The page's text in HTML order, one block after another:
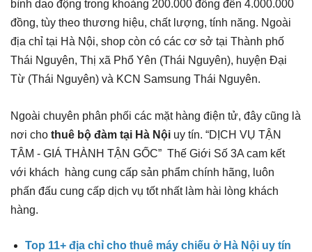
bình dao động trong khoảng 200.000 đồng đến 4.000.000
đồng, tùy theo thương hiệu, chất lượng, tính năng. Ngoài
địa chỉ tại Hà Nội, shop còn có các cơ sở tại Thành phố
Thái Nguyên, Thị xã Phổ Yên (Thái Nguyên), huyện Đại
Từ (Thái Nguyên) và KCN Samsung Thái Nguyên.
Ngoài chuyên phân phối các mặt hàng điện tử, đây cũng là
nơi cho thuê bộ đàm tại Hà Nội uy tín. “DỊCH VỤ TẬN
TÂM - GIÁ THÀNH TẬN GỐC” Thế Giới Số 3A cam kết
với khách hàng cung cấp sản phẩm chính hãng, luôn
phấn đấu cung cấp dịch vụ tốt nhất làm hài lòng khách
hàng.
Top 11+ địa chỉ cho thuê máy chiếu ở Hà Nội uy tín